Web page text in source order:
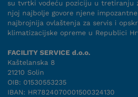
su tvrtki vodeću poziciju u tretiranju
njoj najbolje govore njene
najbrojnija ovlaštenja za servis i
klimatizacijske opreme u Republici
FACILITY SERVICE d.o.o.
Kaštelanska 8
21210 Solin
OIB: 01530553235
IBAN: HR7824070001500324130